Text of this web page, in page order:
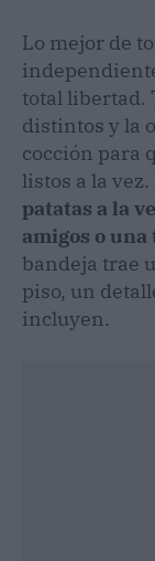
Lo mejor de
total libertad.
distintos y la
cocción para
listos a la vez.
patatas a la
amigos o
bandeja trae
piso, un
incluyen.